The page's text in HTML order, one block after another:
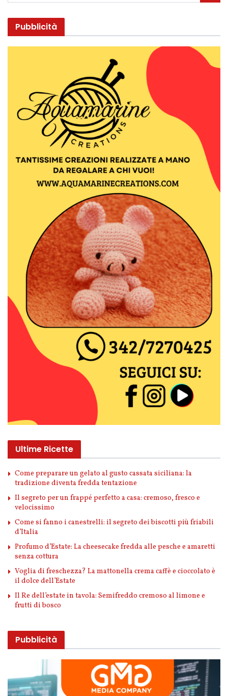
Pubblicità
Ultime Ricette
Come preparare un gelato al gusto cassata siciliana: la
tradizione diventa fredda tentazione
Il segreto per un frappé perfetto a casa: cremoso, fresco e
velocissimo
Come si fanno i canestrelli: il segreto dei biscotti più friabili
d’Italia
Profumo d’Estate: La cheesecake fredda alle pesche e amaretti
senza cottura
Voglia di freschezza? La mattonella crema caffè e cioccolato è
il dolce dell’Estate
Il Re dell’estate in tavola: Semifreddo cremoso al limone e
frutti di bosco
Pubblicità